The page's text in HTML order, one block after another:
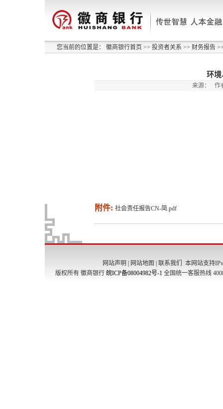
您当前的位置是： 徽商银行首页 >> 投资者关系 >> 财务报告
环境
来源： 作
附件: 社会责任报告CN-简.pdf
网站声明 网站地图 联系我们
本网站支持
版权所有 徽商银行 皖ICP备08004982号-1 全国统一客服热线